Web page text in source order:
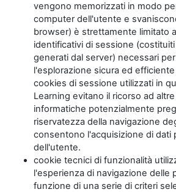
vengono memorizzati in modo
computer dell'utente e
browser) è strettamente limitato
identificativi di sessione
generati dal server) necessari
l'esplorazione sicura ed
cookies di sessione utilizzati in
Learning evitano il ricorso ad
informatiche potenzialmente
riservatezza della navigazione
consentono l'acquisizione di dati
dell'utente.
cookie tecnici di funzionalità
l'esperienza di navigazione delle
funzione di una serie di criteri